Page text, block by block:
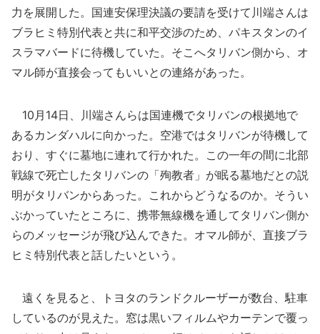
力を展開した。国連安保理決議の要請を受けて川端さんは
ブラヒミ特別代表と共に和平交渉のため、パキスタンのイ
スラマバードに待機していた。そこへタリバン側から、オ
マル師が直接会ってもいいとの連絡があった。
10月14日、川端さんらは国連機でタリバンの根拠地で
あるカンダハルに向かった。空港ではタリバンが待機して
おり、すぐに墓地に連れて行かれた。この一年の間に北部
戦線で死亡したタリバンの「殉教者」が眠る墓地だとの説
明がタリバンからあった。これからどうなるのか。そうい
ぶかっていたところに、携帯無線機を通してタリバン側か
らのメッセージが飛び込んできた。オマル師が、直接ブラ
ヒミ特別代表と話したいという。
遠くを見ると、トヨタのランドクルーザーが数台、駐車
しているのが見えた。窓は黒いフィルムやカーテンで覆っ